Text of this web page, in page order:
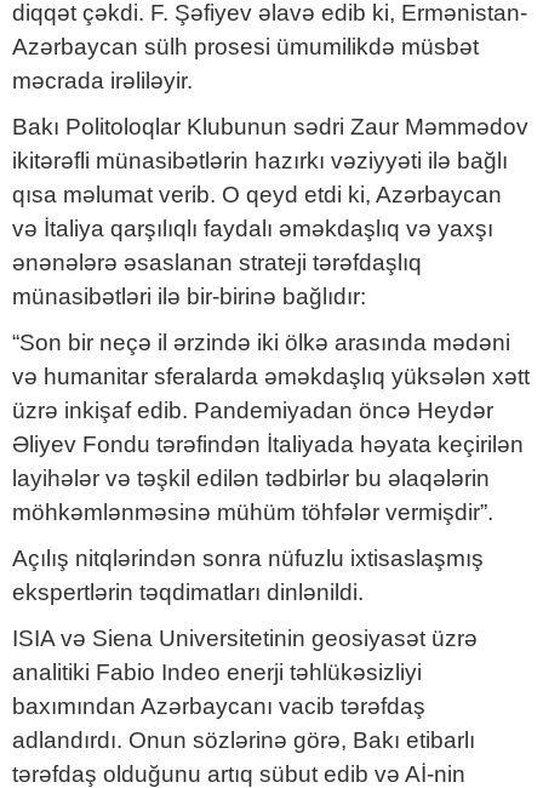
diqqət çəkdi. F. Şəfiyev əlavə edib ki, Ermənistan-
Azərbaycan sülh prosesi ümumilikdə müsbət
məcrada irəliləyir.
Bakı Politoloqlar Klubunun sədri Zaur Məmmədov
ikitərəfli münasibətlərin hazırkı vəziyyəti ilə bağlı
qısa məlumat verib. O qeyd etdi ki, Azərbaycan
və İtaliya qarşılıqlı faydalı əməkdaşlıq və yaxşı
ənənələrə əsaslanan strateji tərəfdaşlıq
münasibətləri ilə bir-birinə bağlıdır:
“Son bir neçə il ərzində iki ölkə arasında mədəni
və humanitar sferalarda əməkdaşlıq yüksələn xətt
üzrə inkişaf edib. Pandemiyadan öncə Heydər
Əliyev Fondu tərəfindən İtaliyada həyata keçirilən
layihələr və təşkil edilən tədbirlər bu əlaqələrin
möhkəmlənməsinə mühüm töhfələr vermişdir”.
Açılış nitqlərindən sonra nüfuzlu ixtisaslaşmış
ekspertlərin təqdimatları dinlənildi.
ISIA və Siena Universitetinin geosiyasət üzrə
analitiki Fabio Indeo enerji təhlükəsizliyi
baxımından Azərbaycanı vacib tərəfdaş
adlandırdı. Onun sözlərinə görə, Bakı etibarlı
tərəfdaş olduğunu artıq sübut edib və Aİ-nin